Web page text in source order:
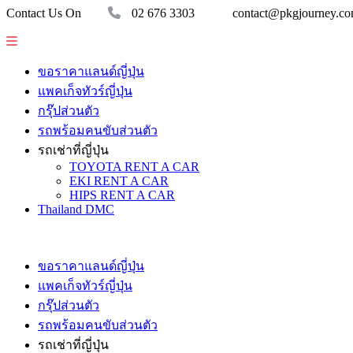
Contact Us On 02 676 3303
ขอราคาแลนด์ญี่ปุ่น
แพคเก็จทัวร์ญี่ปุ่น
กรุ๊ปส่วนตัว
รถพร้อมคนขับส่วนตัว
รถเช่าที่ญี่ปุ่น
TOYOTA RENT A CAR
EKI RENT A CAR
HIPS RENT A CAR
Thailand DMC
ขอราคาแลนด์ญี่ปุ่น
แพคเก็จทัวร์ญี่ปุ่น
กรุ๊ปส่วนตัว
รถพร้อมคนขับส่วนตัว
รถเช่าที่ญี่ปุ่น